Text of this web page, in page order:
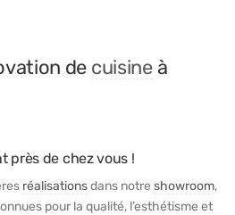
de cuisineà
près de chez vous !
réalisationsdans notre showroom,
pour la qualité, l’esthétisme et